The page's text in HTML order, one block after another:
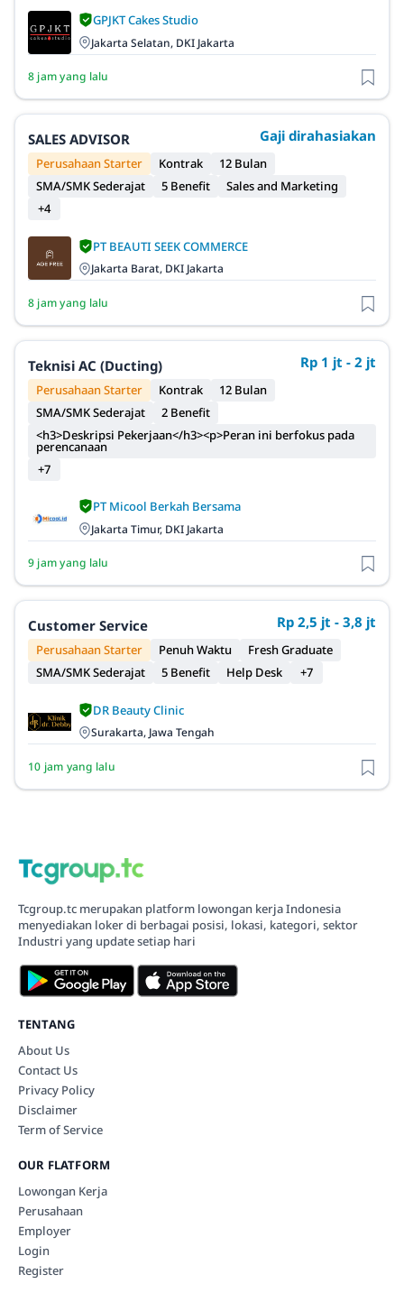
GPJKT Cakes Studio
Jakarta Selatan, DKI Jakarta
8 jam yang lalu
SALES ADVISOR Gaji dirahasiakan
Perusahaan Starter Kontrak
12 Bulan
SMA/SMK Sederajat
5 Benefit
Sales and Marketing
+4
PT BEAUTI SEEK COMMERCE
Jakarta Barat, DKI Jakarta
8 jam yang lalu
Teknisi AC (Ducting) Rp 1 jt - 2 jt
Perusahaan Starter Kontrak
12 Bulan
SMA/SMK Sederajat
2 Benefit
<h3>Deskripsi Pekerjaan</h3><p>Peran ini berfokus pada
perencanaan
+7
PT Micool Berkah Bersama
Jakarta Timur, DKI Jakarta
9 jam yang lalu
Customer Service Rp 2,5 jt - 3,8 jt
Perusahaan Starter Penuh Waktu
Fresh Graduate
SMA/SMK Sederajat
5 Benefit Help Desk +7
DR Beauty Clinic
Surakarta, Jawa Tengah
10 jam yang lalu
Tcgroup.tc merupakan platform lowongan kerja Indonesia
menyediakan loker di berbagai posisi, lokasi, kategori, sektor
Industri yang update setiap hari
TENTANG
About Us
Contact Us
Privacy Policy
Disclaimer
Term of Service
OUR FLATFORM
Lowongan Kerja
Perusahaan
Employer
Login
Register